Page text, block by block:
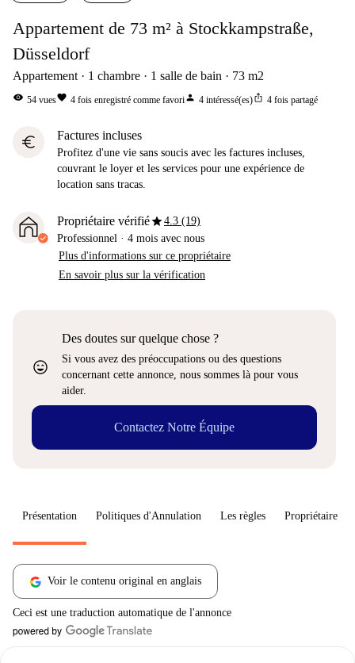
Appartement de 73 m² à Stockkampstraße,
Düsseldorf
Appartement 1 chambre 1 salle de bain 73 m2
visibility 54 vuesfavorite 4 fois enregistré comme favoriperson 4 intéressé(es)ios_share 4 fois partagé
euro Factures incluses
Profitez d'une vie sans soucis avec les factures incluses,
couvrant le loyer et les services pour une expérience de
location sans tracas.
Propriétaire vérifiéstar4.3 (19)
Professionnel · 4 mois avec nous
Plus d'informations sur ce propriétaire
En savoir plus sur la vérification
sentiment_very_satisfied
Des doutes sur quelque chose ?
Si vous avez des préoccupations ou des questions
concernant cette annonce, nous sommes là pour vous
aider.
Contactez Notre Équipe
Présentation Politiques d'Annulation Les règles Propriétaire
Voir le contenu original en anglais
Ceci est une traduction automatique de l'annonce